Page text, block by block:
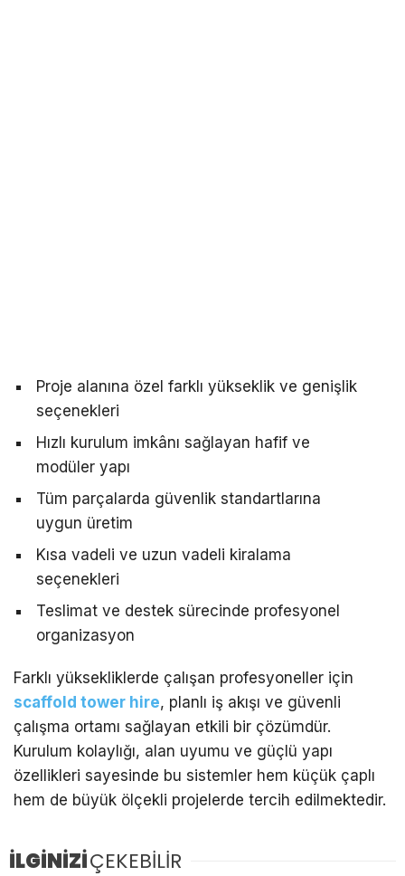
Proje alanına özel farklı yükseklik ve genişlik
seçenekleri
Hızlı kurulum imkânı sağlayan hafif ve
modüler yapı
Tüm parçalarda güvenlik standartlarına
uygun üretim
Kısa vadeli ve uzun vadeli kiralama
seçenekleri
Teslimat ve destek sürecinde profesyonel
organizasyon
Farklı yüksekliklerde çalışan profesyoneller için
scaffold tower hire, planlı iş akışı ve güvenli
çalışma ortamı sağlayan etkili bir çözümdür.
Kurulum kolaylığı, alan uyumu ve güçlü yapı
özellikleri sayesinde bu sistemler hem küçük çaplı
hem de büyük ölçekli projelerde tercih edilmektedir.
İLGİNİZİÇEKEBİLİR